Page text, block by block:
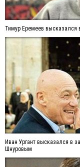
Тимур Еремеев высказался
Иван Ургант высказался в
Шнуровым